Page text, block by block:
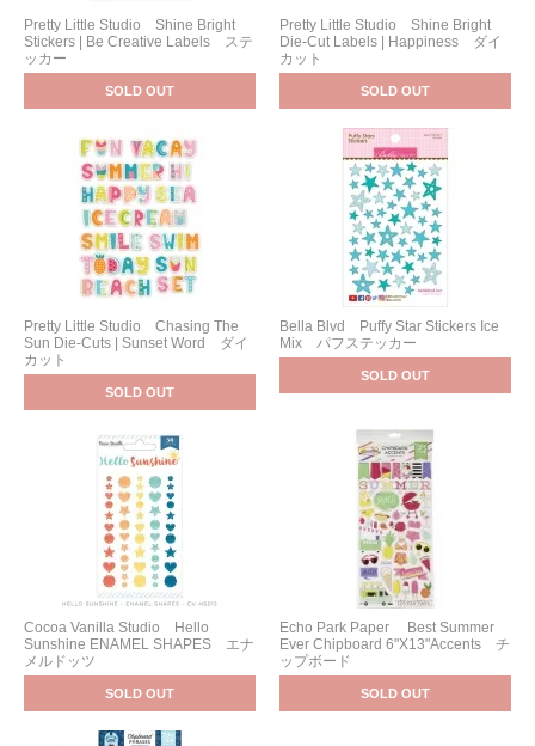
Pretty Little Studio Shine Bright
Stickers | Be Creative Labels ステ
ッカー
SOLD OUT
Pretty Little Studio Shine Bright
Die-Cut Labels | Happiness ダイ
カット
SOLD OUT
Pretty Little Studio Chasing The
Sun Die-Cuts | Sunset Word ダイ
カット
SOLD OUT
Bella Blvd Puffy Star Stickers Ice
Mix パフステッカー
SOLD OUT
Cocoa Vanilla Studio Hello
Sunshine ENAMEL SHAPES エナ
メルドッツ
SOLD OUT
Echo Park Paper Best Summer
Ever Chipboard 6"X13"Accents チ
ップボード
SOLD OUT